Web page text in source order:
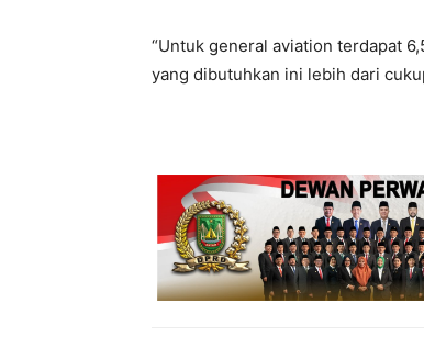
“Untuk general aviation terdapat
yang dibutuhkan ini lebih dari